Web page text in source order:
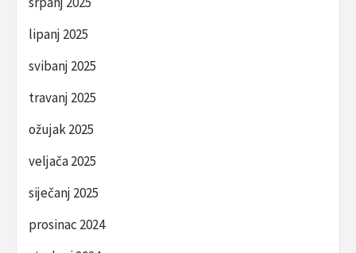
lipanj 2025
svibanj 2025
travanj 2025
ožujak 2025
veljača 2025
siječanj 2025
prosinac 2024